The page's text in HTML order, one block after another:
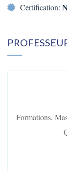
Certification:
Formations,